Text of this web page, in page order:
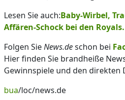
Lesen Sie auch:Baby-Wirbel,
Affären-Schock bei den Royals.
Folgen SieNews.deschon bei
Hier finden Sie brandheiße
Gewinnspiele und den direkten
bua/loc/news.de